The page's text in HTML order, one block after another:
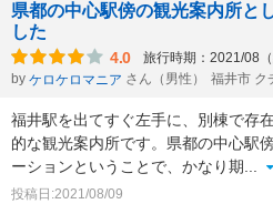
県都の中心駅傍の観光案内所と
した
4.0 旅行時期：2021/08（
by ケロケロマニア さん（男性） 福井市 ク
福井駅を出てすぐ左手に、別棟で存
的な観光案内所です。県都の中心駅
ーションということで、かなり期
投稿日:2021/08/09